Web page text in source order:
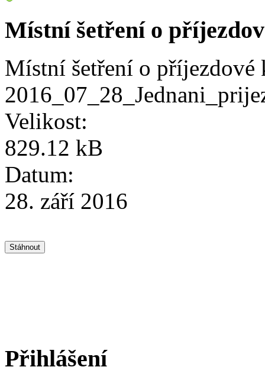
Místní šetření o
Místní šetření o příjezdové
Velikost:
829.12 kB
Datum:
28. září 2016
Přihlášení